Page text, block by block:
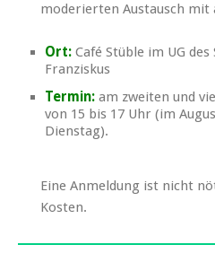
moderierten Austausch mit
Ort: Café Stüble im UG
Franziskus
Termin: am zweiten und
von 15 bis 17 Uhr (im
Dienstag).
Eine Anmeldung ist nicht
Kosten.